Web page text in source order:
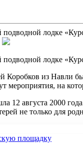
лодке
подводной лодке
Коробков из Навли
мероприятия, на
августа 2000
не только для